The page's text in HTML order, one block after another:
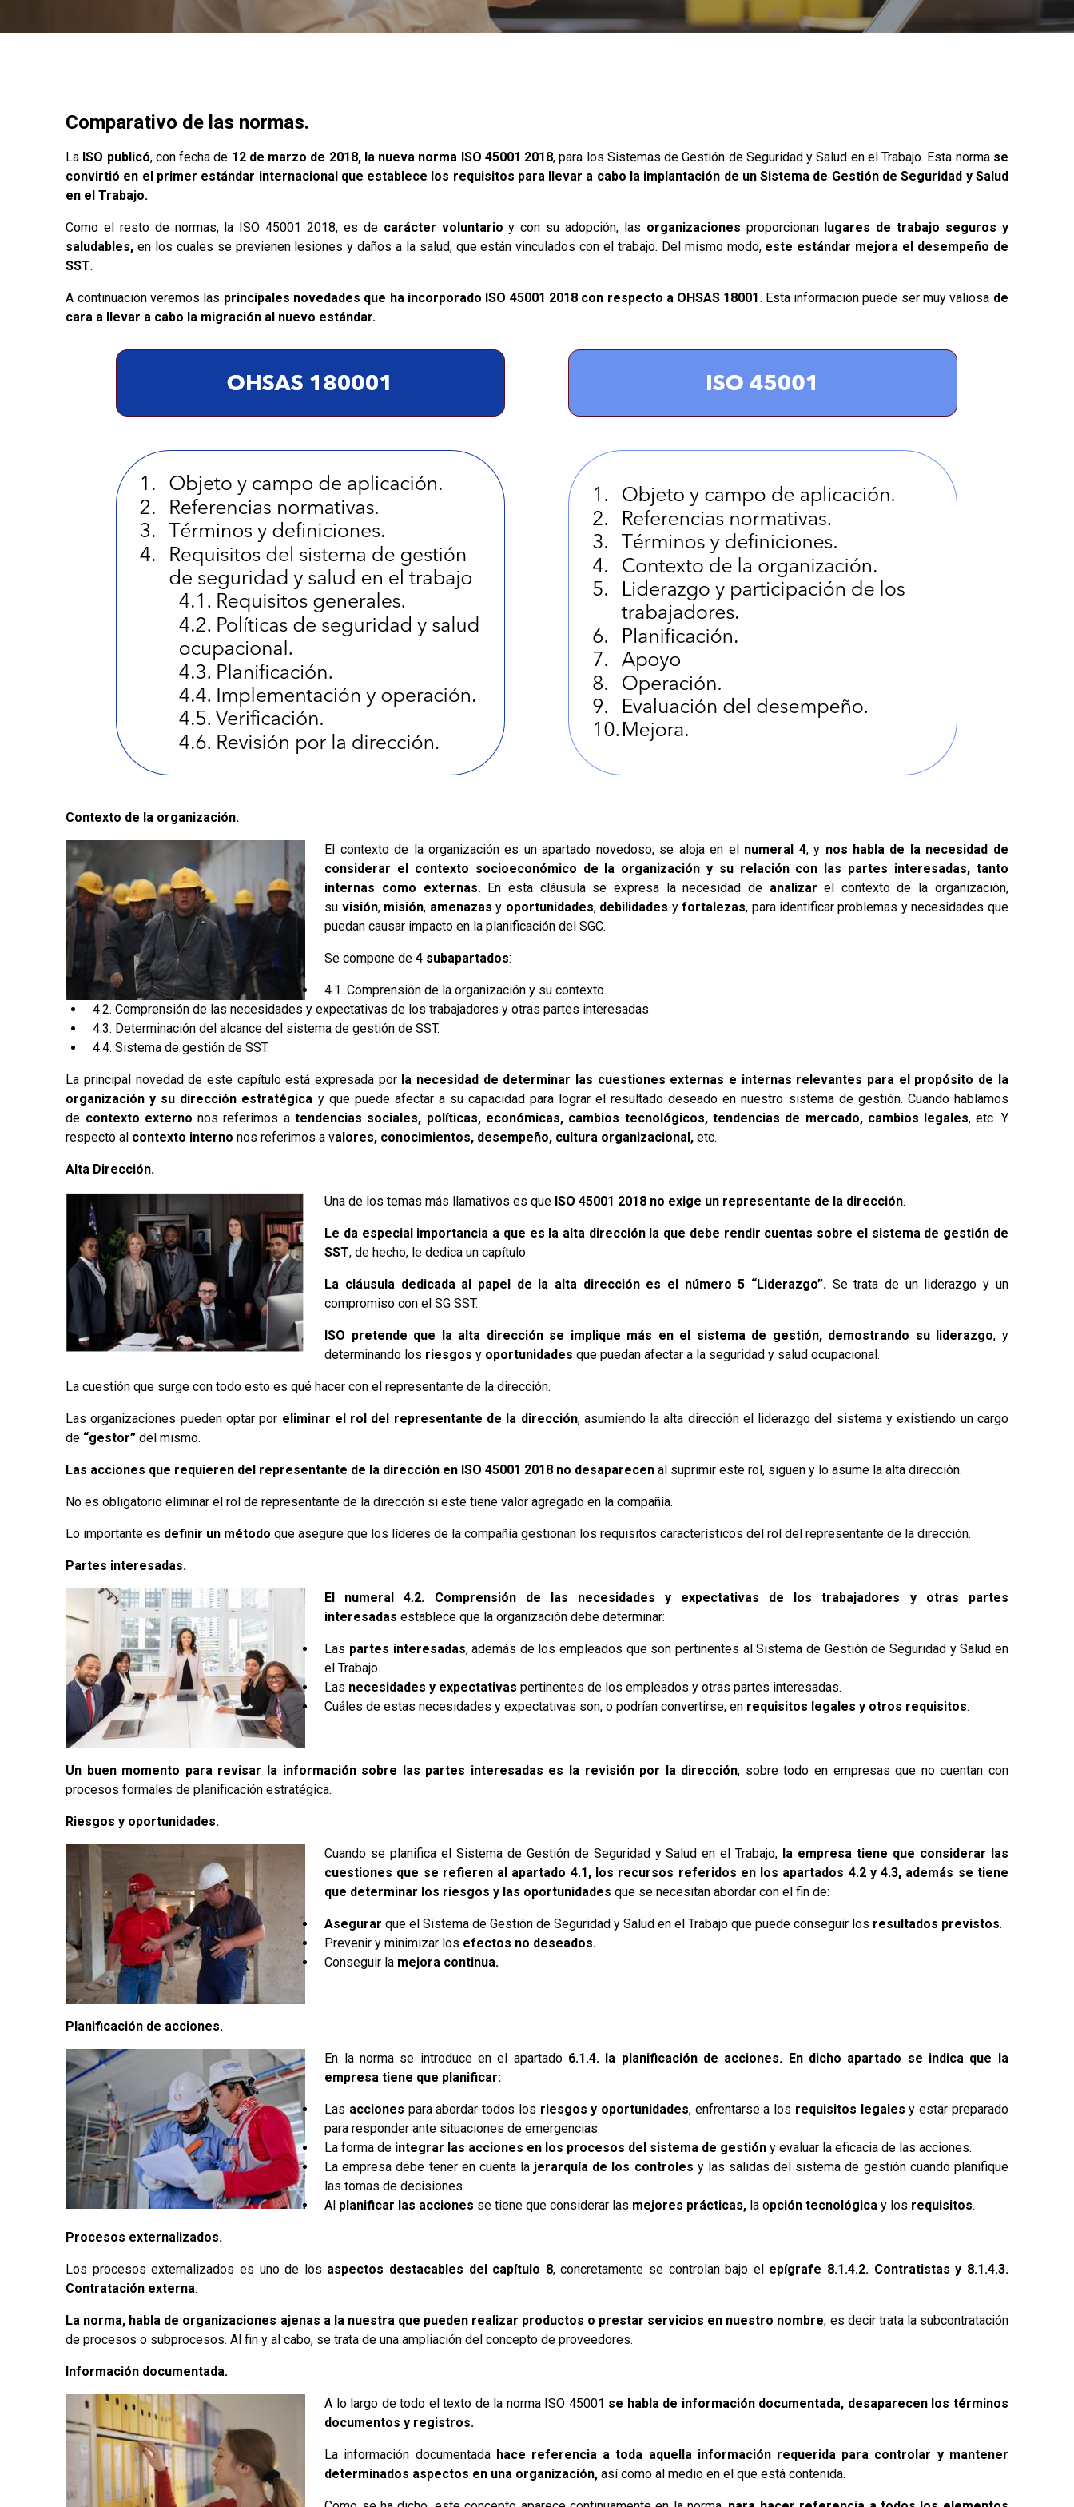
Comparativo de las normas.
La ISO publicó, con fecha de 12 de marzo de 2018, la nueva norma ISO 45001 2018, para los Sistemas de Gestión de Seguridad y Salud en el Trabajo. Esta norma se
convirtió en el primer estándar internacional que establece los requisitos para llevar a cabo la implantación de un Sistema de Gestión de Seguridad y Salud
en el Trabajo.
Como el resto de normas, la ISO 45001 2018, es de carácter voluntario y con su adopción, las organizaciones proporcionan lugares de trabajo seguros y
saludables, en los cuales se previenen lesiones y daños a la salud, que están vinculados con el trabajo. Del mismo modo, este estándar mejora el desempeño de
SST.
A continuación veremos las principales novedades que ha incorporado ISO 45001 2018 con respecto a OHSAS 18001 . Esta información puede ser muy valiosa de
cara a llevar a cabo la migración al nuevo estándar.
Contexto de la organización.
El contexto de la organización es un apartado novedoso, se aloja en el numeral 4, y nos habla de la necesidad de
considerar el contexto socioeconómico de la organización y su relación con las partes interesadas, tanto
internas como externas. En esta cláusula se expresa la necesidad de analizar el contexto de la organización,
su visión, misión, amenazas y oportunidades, debilidades yfortalezas, para identificar problemas y necesidades que
puedan causar impacto en la planificación del SGC.
Se compone de4 subapartados:
4.1. Comprensión de la organización y su contexto.
4.2. Comprensión de las necesidades y expectativas de los trabajadores y otras partes interesadas
4.3. Determinación del alcance del sistema de gestión de SST.
4.4. Sistema de gestión de SST.
La principal novedad de este capítulo está expresada por la necesidad de determinar las cuestiones externas e internas relevantes para el propósito de la
organización y su dirección estratégica y que puede afectar a su capacidad para lograr el resultado deseado en nuestro sistema de gestión. Cuando hablamos
de contexto externo nos referimos atendencias sociales, políticas, económicas, cambios tecnológicos, tendencias de mercado, cambios legales, etc. Y
respecto al contexto interno nos referimos a valores, conocimientos, desempeño, cultura organizacional, etc.
Alta Dirección.
Una de los temas más llamativos es que ISO 45001 2018 no exige un representante de la dirección.
Le da especial importancia a que es la alta dirección la que debe rendir cuentas sobre el sistema de gestión de
SST, de hecho, le dedica un capítulo.
La cláusula dedicada al papel de la alta dirección es el número 5 “Liderazgo”. Se trata de un liderazgo y un
compromiso con el SG SST.
ISO pretende que la alta dirección se implique más en el sistema de gestión, demostrando su liderazgo, y
determinando los riesgos y oportunidades que puedan afectar a la seguridad y salud ocupacional.
La cuestión que surge con todo esto es qué hacer con el representante de la dirección.
Las organizaciones pueden optar por eliminar el rol del representante de la dirección, asumiendo la alta dirección el liderazgo del sistema y existiendo un cargo
de “gestor” del mismo.
Las acciones que requieren del representante de la dirección en ISO 45001 2018 no desaparecen al suprimir este rol, siguen y lo asume la alta dirección.
No es obligatorio eliminar el rol de representante de la dirección si este tiene valor agregado en la compañía.
Lo importante es definir un método que asegure que los líderes de la compañía gestionan los requisitos característicos del rol del representante de la dirección.
Partes interesadas.
El numeral 4.2. Comprensión de las necesidades y expectativas de los trabajadores y otras partes
interesadas establece que la organización debe determinar:
Las partes interesadas, además de los empleados que son pertinentes al Sistema de Gestión de Seguridad y Salud en
el Trabajo.
Las necesidades y expectativas pertinentes de los empleados y otras partes interesadas.
Cuáles de estas necesidades y expectativas son, o podrían convertirse, en requisitos legales y otros requisitos.
Un buen momento para revisar la información sobre las partes interesadas es la revisión por la dirección, sobre todo en empresas que no cuentan con
procesos formales de planificación estratégica.
Riesgos y oportunidades.
Cuando se planifica el Sistema de Gestión de Seguridad y Salud en el Trabajo, la empresa tiene que considerar las
cuestiones que se refieren al apartado 4.1, los recursos referidos en los apartados 4.2 y 4.3, además se tiene
que determinar los riesgos y las oportunidades que se necesitan abordar con el fin de:
Asegurar que el Sistema de Gestión de Seguridad y Salud en el Trabajo que puede conseguir los resultados previstos.
Prevenir y minimizar los efectos no deseados.
Conseguir la mejora continua.
Planificación de acciones.
En la norma se introduce en el apartado6.1.4. la planificación de acciones. En dicho apartado se indica que la
empresa tiene que planificar:
Las acciones para abordar todos los riesgos y oportunidades, enfrentarse a los requisitos legales y estar preparado
para responder ante situaciones de emergencias.
La forma de integrar las acciones en los procesos del sistema de gestión y evaluar la eficacia de las acciones.
La empresa debe tener en cuenta la jerarquía de los controles y las salidas del sistema de gestión cuando planifique
las tomas de decisiones.
Al planificar las acciones se tiene que considerar las mejores prácticas, la opción tecnológica y los requisitos.
Procesos externalizados.
Los procesos externalizados es uno de los aspectos destacables del capítulo 8, concretamente se controlan bajo el epígrafe 8.1.4.2. Contratistas y 8.1.4.3.
Contratación externa.
La norma, habla de organizaciones ajenas a la nuestra que pueden realizar productos o prestar servicios en nuestro nombre, es decir trata la subcontratación
de procesos o subprocesos. Al fin y al cabo, se trata de una ampliación del concepto de proveedores.
Información documentada.
A lo largo de todo el texto de la norma ISO 45001 se habla de información documentada, desaparecen los términos
documentos y registros.
La información documentada hace referencia a toda aquella información requerida para controlar y mantener
determinados aspectos en una organización, así como al medio en el que está contenida.